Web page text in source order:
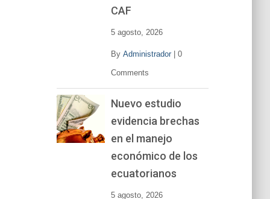
CAF
5 agosto, 2026
By Administrador| 0
Comments
Nuevo estudio
evidencia brechas
en el manejo
económico de los
ecuatorianos
5 agosto, 2026